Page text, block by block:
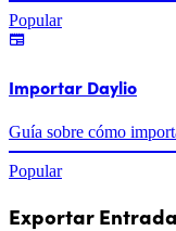
Popular
Importar Daylio
Guía sobre cómo
Popular
Exportar